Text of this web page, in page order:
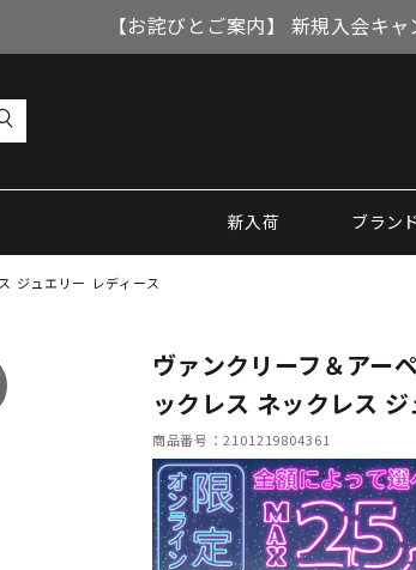
【お詫びとご案内】 新規入会キ
新入荷 ブラン
ジュエリー レディース
ヴァンクリーフ＆アー
ックレス ネックレス
商品番号：2101219804361